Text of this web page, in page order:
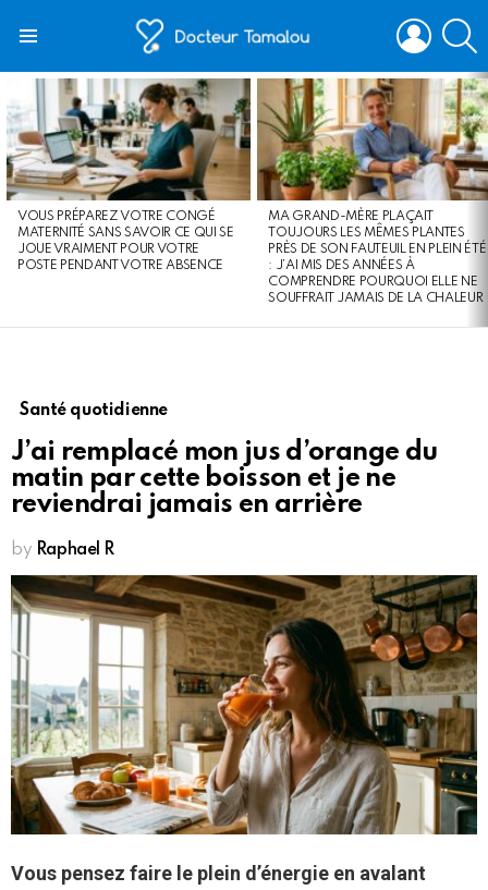
LOGIN
STORIES
VOUS PRÉPAREZ VOTRE CONGÉ
MATERNITÉ SANS SAVOIR CE QUI SE
JOUE VRAIMENT POUR VOTRE
POSTE PENDANT VOTRE ABSENCE
MA GRAND-MÈRE PLAÇAIT
TOUJOURS LES MÊMES PLANTES
PRÈS DE SON FAUTEUIL EN PLEIN ÉTÉ
: J’AI MIS DES ANNÉES À
COMPRENDRE POURQUOI ELLE NE
SOUFFRAIT JAMAIS DE LA CHALEUR
Santé quotidienne
J’ai remplacé mon jus d’orange du
matin par cette boisson et je ne
reviendrai jamais en arrière
by Raphael R
Vous pensez faire le plein d’énergie en avalant